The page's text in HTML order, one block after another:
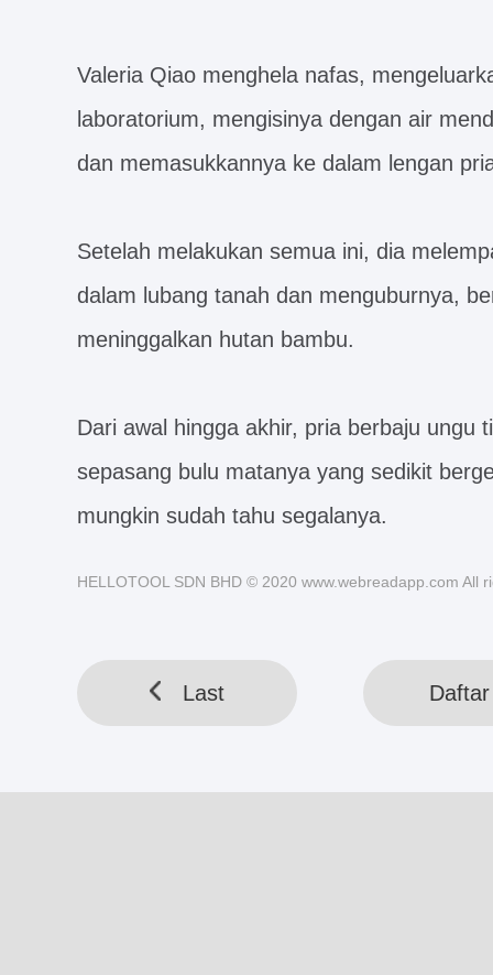
Valeria Qiao menghela nafas,
laboratorium, mengisinya dengan air
dan memasukkannya ke dalam lengan
Setelah melakukan semua ini, dia
dalam lubang tanah dan menguburnya,
meninggalkan hutan bambu.
Dari awal hingga akhir, pria berbaju ungu
sepasang bulu matanya yang sedikit
mungkin sudah tahu segalanya.
HELLOTOOL SDN BHD © 2020 www.webreadapp.com All
Last